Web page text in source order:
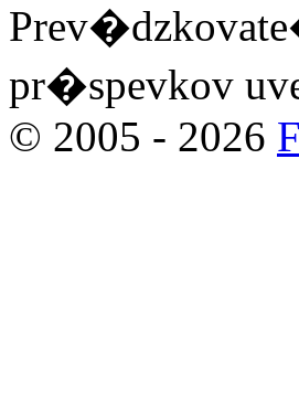
pr�spevkov
© 2005 - 2026